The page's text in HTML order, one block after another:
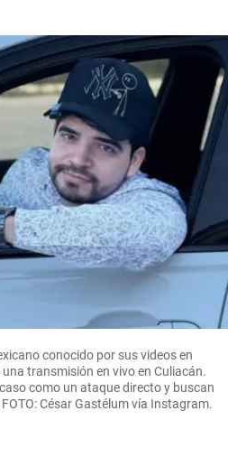
conocido por sus videos en
transmisión en vivo en Culiacán.
como un ataque directo y buscan
César Gastélum vía Instagram.